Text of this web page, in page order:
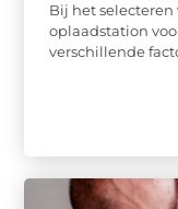
Bij het selecteren
oplaadstation
verschillende